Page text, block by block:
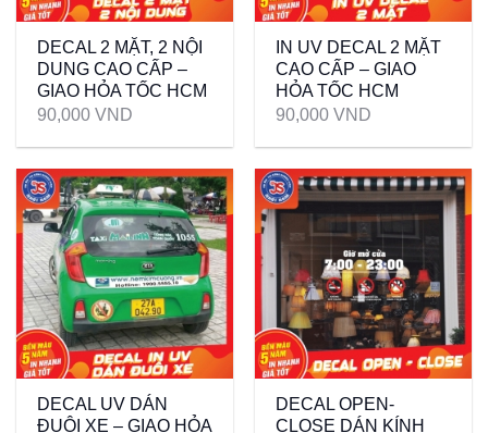
DECAL 2 MẶT, 2 NỘI
DUNG CAO CẤP –
GIAO HỎA TỐC HCM
90,000 VND
IN UV DECAL 2 MẶT
CAO CẤP – GIAO
HỎA TỐC HCM
90,000 VND
DECAL UV DÁN
ĐUÔI XE – GIAO HỎA
DECAL OPEN-
CLOSE DÁN KÍNH